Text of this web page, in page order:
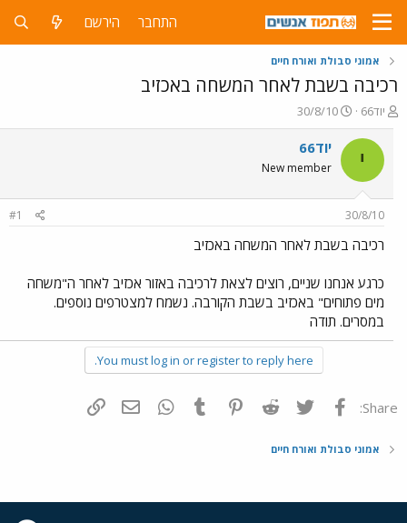
התחבר הירשם
אמוני סבולת ואורח חיים
רכיבה בשבת לאחר המשחה באכזיב
פ
ו
ת
ח
ה
ו
ש
א
יוד66
פ
ו
ר
30/8/10
י יוד66
New member
30/8/10
#1
רכיבה בשבת לאחר המשחה באכזיב
כרגע אנחנו שניים, רוצים לצאת לרכיבה באזור אכזיב לאחר ה"משחה
מים פתוחים" באכזיב בשבת הקורבה. נשמח למצטרפים נוספים.
במסרים. תודה
You must log in or register to reply here.
Share: פייסבוק Twitter
Reddit
Pinterest
Tumblr
WhatsAppדואר אלקטרוני
אמוני סבולת ואורח חיים